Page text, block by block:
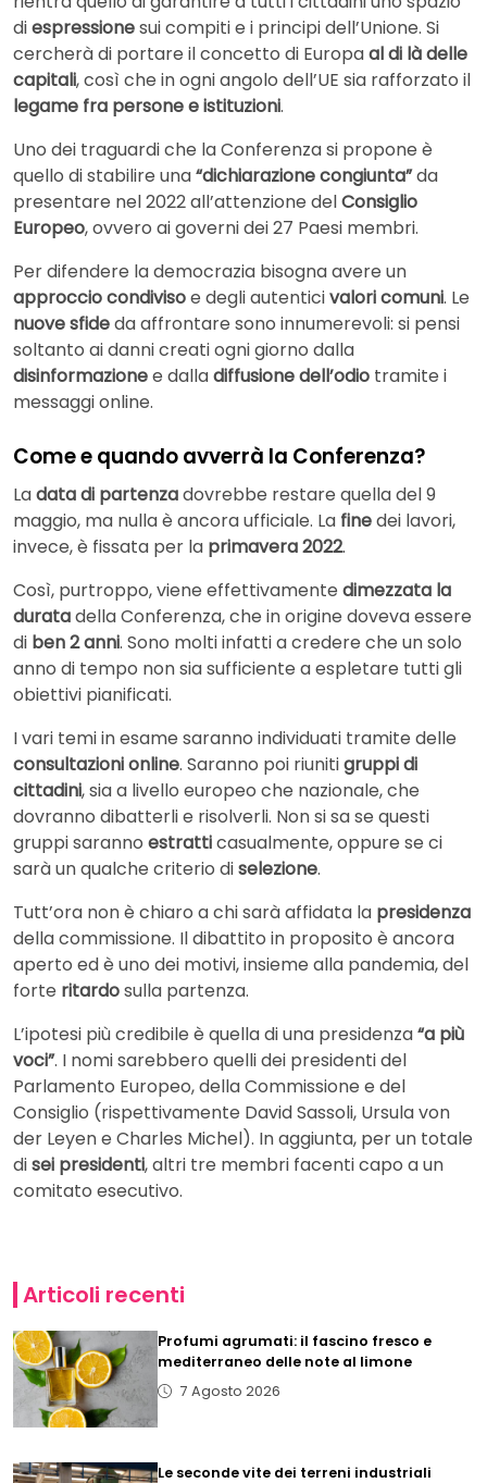
diespressionesui compiti e i principi dell’Unione. Si
cercherà di portare il concetto di Europaal di là delle
capitali, così che in ogni angolo dell’UE sia rafforzato il
legame fra persone e istituzioni.
Uno dei traguardi che la Conferenza si propone è
quello di stabilire una“dichiarazione congiunta”da
presentare nel 2022 all’attenzione delConsiglio
Europeo, ovvero ai governi dei 27 Paesi membri.
Per difendere la democrazia bisogna avere un
approccio condivisoe degli autenticivalori comuni. Le
nuove sfideda affrontare sono innumerevoli: si pensi
soltanto ai danni creati ogni giorno dalla
disinformazionee dalladiffusione dell’odio tramite i
messaggi online.
Come e quando avverrà la Conferenza?
Ladata di partenzadovrebbe restare quella del 9
maggio, ma nulla è ancora ufficiale. La finedei lavori,
invece, è fissata per la primavera 2022.
Così, purtroppo, viene effettivamente dimezzata la
duratadella Conferenza, che in origine doveva essere
di ben 2 anni. Sono molti infatti a credere che un solo
anno di tempo non sia sufficiente a espletare tutti gli
obiettivi pianificati.
I vari temi in esame saranno individuati tramite delle
consultazioni online. Saranno poi riunitigruppi di
cittadini, sia a livello europeo che nazionale, che
dovranno dibatterli e risolverli. Non si sa se questi
gruppi saranno estratticasualmente, oppure se ci
sarà un qualche criterio diselezione.
Tutt’ora non è chiaro a chi sarà affidata la presidenza
della commissione. Il dibattito in proposito è ancora
aperto ed è uno dei motivi, insieme alla pandemia, del
forte ritardosulla partenza.
L’ipotesi più credibile è quella di una presidenza“a più
voci”. I nomi sarebbero quelli dei presidenti del
Parlamento Europeo, della Commissione e del
Consiglio (rispettivamente David Sassoli, Ursula von
der Leyen e Charles Michel). In aggiunta, per un totale
disei presidenti, altri tre membri facenti capo a un
comitato esecutivo.
Articoli recenti
Profumi agrumati: il fascino fresco e
mediterraneo delle note al limone
7 Agosto 2026
Le seconde vite dei terreni industriali